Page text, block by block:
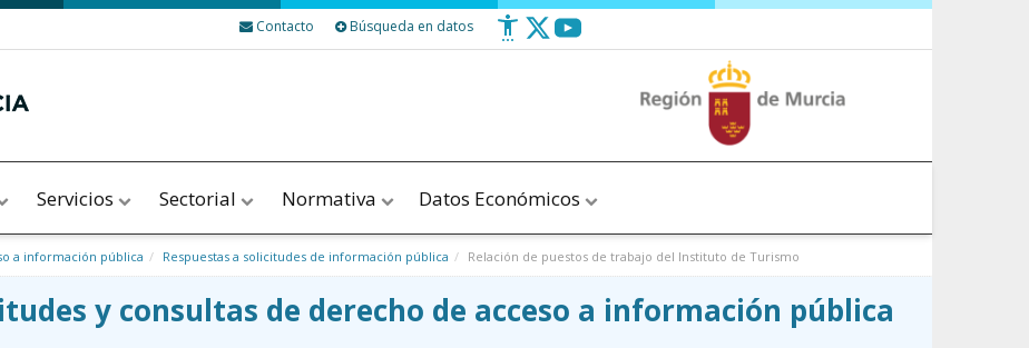
Contacto Búsqueda en datos
Servicios Sectorial Normativa Datos Económicos
a información pública Respuestas a solicitudes de información pública Relación de puestos de trabajo del Instituto de Turismo
y consultas de derecho de acceso a información pública